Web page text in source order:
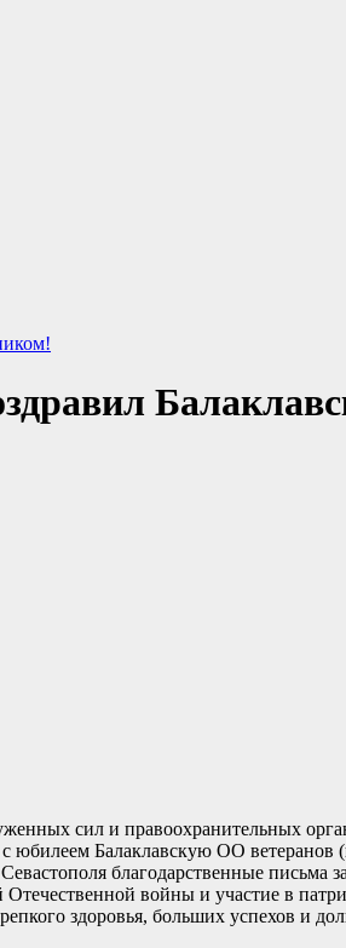
сил и правоохранительных
юбилеем Балаклавскую ОО
благодарственные письма
войны и участие в
здоровья, больших успехов и